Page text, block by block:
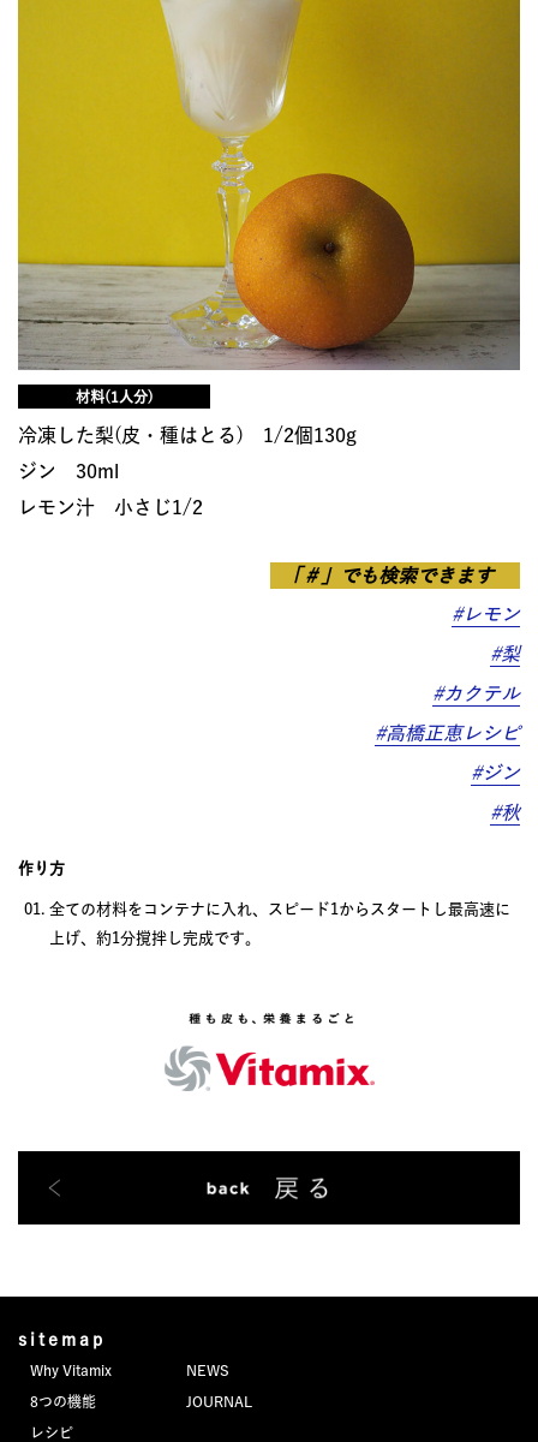
材料(1人分)
冷凍した梨(皮・種はとる) 1/2個130g
ジン 30ml
レモン汁 小さじ1/2
「＃」でも検索できます
#レモン
#梨
#カクテル
#高橋正恵レシピ
#ジン
#秋
作り方
全ての材料をコンテナに入れ、スピード1からスタートし最高速に
上げ、約1分撹拌し完成です。
sitemap
Why Vitamix
8つの機能
レシピ
NEWS
JOURNAL